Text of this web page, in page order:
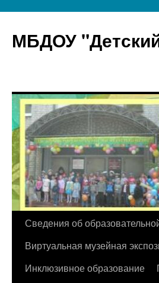
МБДОУ
Перейти
содержимому
Сведения об
Виртуальная музейная
Инклюзивное образование